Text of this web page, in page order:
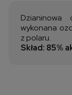
wykonana
z polaru.
Skład: 85%